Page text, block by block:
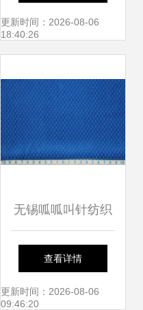
织与物业服务布局
更新时间：2026-08-06
18:40:26
无锡呱呱叫针纺织
品厂 专业生产高品
质鸟巢针织高弹棉
查看详情
更新时间：2026-08-06
09:46:20